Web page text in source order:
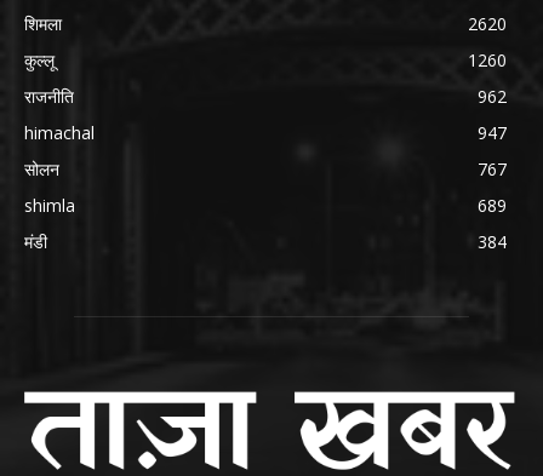
शिमला
2620
कुल्लू
1260
राजनीति
962
himachal
947
सोलन
767
shimla
689
मंडी
384